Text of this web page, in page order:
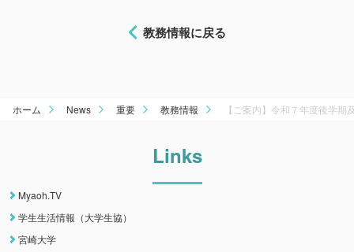
教務情報に戻る
ホーム News 重要 教務情報 【ご案内】令和７年度後学
Links
Myaoh.TV
学生生活情報（大学生協）
宮崎大学